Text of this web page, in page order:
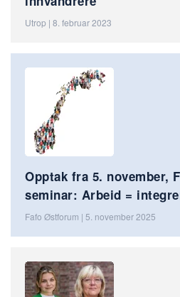
Utrop | 8. februar 2023
Opptak fra 5. november,
seminar: Arbeid =
Fafo Østforum | 5. november 2025